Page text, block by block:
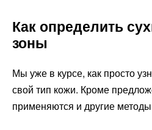
Как определить
зоны
Мы уже в курсе, как просто
свой тип кожи. Кроме
применяются и другие